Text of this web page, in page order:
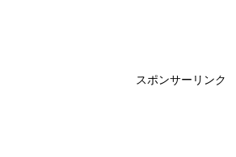
スポンサーリンク